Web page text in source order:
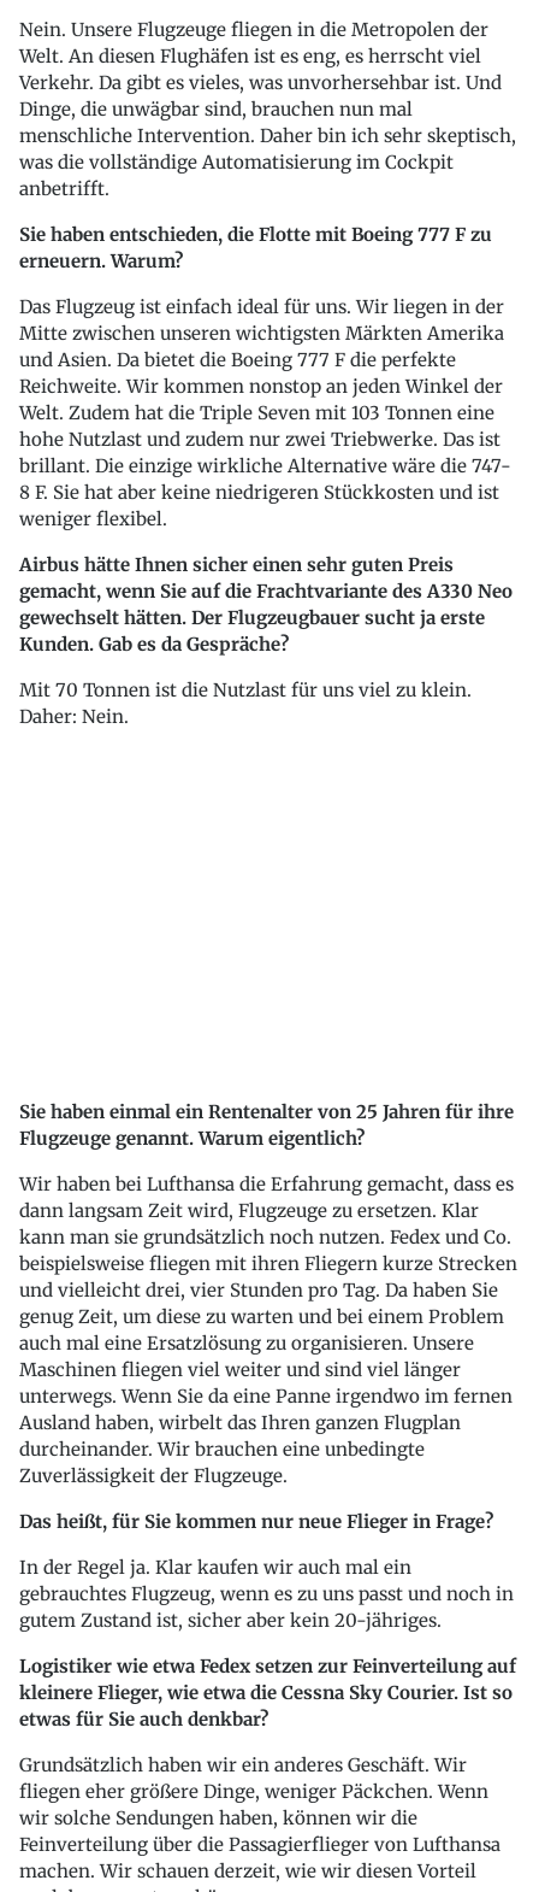
Nein. Unsere Flugzeuge fliegen in die Metropolen der
Welt. An diesen Flughäfen ist es eng, es herrscht viel
Verkehr. Da gibt es vieles, was unvorhersehbar ist. Und
Dinge, die unwägbar sind, brauchen nun mal
menschliche Intervention. Daher bin ich sehr skeptisch,
was die vollständige Automatisierung im Cockpit
anbetrifft.
Sie haben entschieden, die Flotte mit Boeing 777 F zu
erneuern. Warum?
Das Flugzeug ist einfach ideal für uns. Wir liegen in der
Mitte zwischen unseren wichtigsten Märkten Amerika
und Asien. Da bietet die Boeing 777 F die perfekte
Reichweite. Wir kommen nonstop an jeden Winkel der
Welt. Zudem hat die Triple Seven mit 103 Tonnen eine
hohe Nutzlast und zudem nur zwei Triebwerke. Das ist
brillant. Die einzige wirkliche Alternative wäre die 747-
8 F. Sie hat aber keine niedrigeren Stückkosten und ist
weniger flexibel.
Airbus hätte Ihnen sicher einen sehr guten Preis
gemacht, wenn Sie auf die Frachtvariante des A330 Neo
gewechselt hätten. Der Flugzeugbauer sucht ja erste
Kunden. Gab es da Gespräche?
Mit 70 Tonnen ist die Nutzlast für uns viel zu klein.
Daher: Nein.
Sie haben einmal ein Rentenalter von 25 Jahren für ihre
Flugzeuge genannt. Warum eigentlich?
Wir haben bei Lufthansa die Erfahrung gemacht, dass es
dann langsam Zeit wird, Flugzeuge zu ersetzen. Klar
kann man sie grundsätzlich noch nutzen. Fedex und Co.
beispielsweise fliegen mit ihren Fliegern kurze Strecken
und vielleicht drei, vier Stunden pro Tag. Da haben Sie
genug Zeit, um diese zu warten und bei einem Problem
auch mal eine Ersatzlösung zu organisieren. Unsere
Maschinen fliegen viel weiter und sind viel länger
unterwegs. Wenn Sie da eine Panne irgendwo im fernen
Ausland haben, wirbelt das Ihren ganzen Flugplan
durcheinander. Wir brauchen eine unbedingte
Zuverlässigkeit der Flugzeuge.
Das heißt, für Sie kommen nur neue Flieger in Frage?
In der Regel ja. Klar kaufen wir auch mal ein
gebrauchtes Flugzeug, wenn es zu uns passt und noch in
gutem Zustand ist, sicher aber kein 20-jähriges.
Logistiker wie etwa Fedex setzen zur Feinverteilung auf
kleinere Flieger, wie etwa die Cessna Sky Courier. Ist so
etwas für Sie auch denkbar?
Grundsätzlich haben wir ein anderes Geschäft. Wir
fliegen eher größere Dinge, weniger Päckchen. Wenn
wir solche Sendungen haben, können wir die
Feinverteilung über die Passagierflieger von Lufthansa
machen. Wir schauen derzeit, wie wir diesen Vorteil